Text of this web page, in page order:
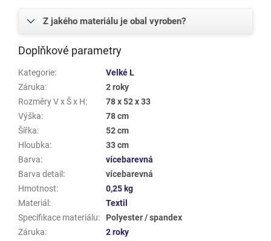
Z jakého materiálu je obal vyroben?
Doplňkové parametry
Kategorie:
Velké L
Záruka:
2 roky
Rozměry V x Š x H:
78 x 52 x 33
Výška:
78 cm
Šířka:
52 cm
Hloubka:
33 cm
Barva:
vícebarevná
Barva detail :
vícebarevná
Hmotnost:
0,25 kg
Materiál :
Textil
Specifikace materiálu:
Polyester / spandex
Záruka:
2 roky